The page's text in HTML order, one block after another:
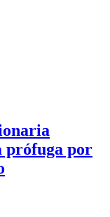
prófuga por